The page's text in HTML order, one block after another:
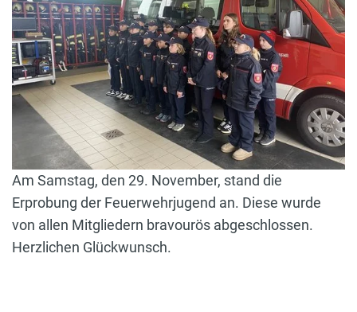
Am Samstag, den 29. November, stand die
Erprobung der Feuerwehrjugend an. Diese wurde
von allen Mitgliedern bravourös abgeschlossen.
Herzlichen Glückwunsch.